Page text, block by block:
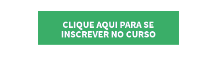
CLIQUE AQUI PARA SE
INSCREVER NO CURSO